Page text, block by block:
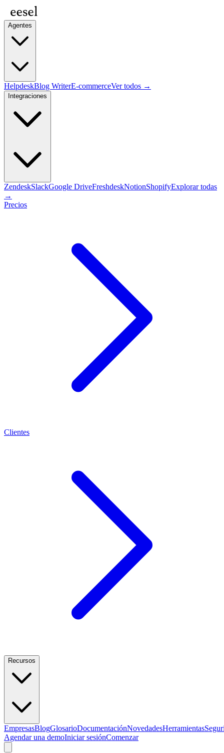
Agentes
HelpdeskBlog WriterE-commerceVer todos →
Integraciones
ZendeskSlackGoogle DriveFreshdeskNotionShopifyExplorar todas
→
Precios
Clientes
Recursos
EmpresasBlogGlosarioDocumentaciónNovedadesHerramientas
Agendar una demoIniciar sesiónComenzar